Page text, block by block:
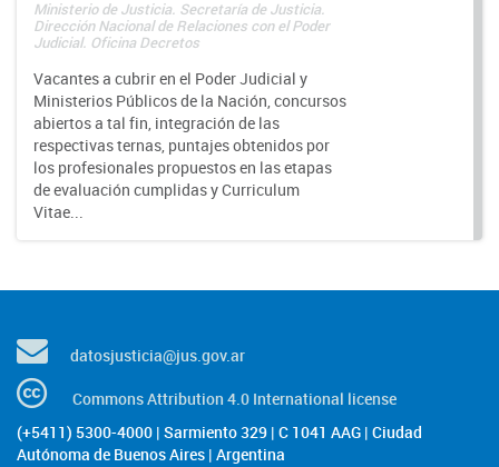
Ministerio de Justicia. Secretaría de Justicia.
Dirección Nacional de Relaciones con el Poder
Judicial. Oficina Decretos
Vacantes a cubrir en el Poder Judicial y
Ministerios Públicos de la Nación, concursos
abiertos a tal fin, integración de las
respectivas ternas, puntajes obtenidos por
los profesionales propuestos en las etapas
de evaluación cumplidas y Curriculum
Vitae...
datosjusticia@jus.gov.ar
Commons Attribution 4.0 International license
(+5411) 5300-4000 | Sarmiento 329 | C 1041 AAG | Ciudad
Autónoma de Buenos Aires | Argentina